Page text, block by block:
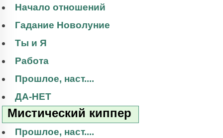
Начало отношений
Гадание Новолуние
Ты и Я
Работа
Прошлое, наст....
ДА-НЕТ
Мистический киппер
Прошлое, наст....